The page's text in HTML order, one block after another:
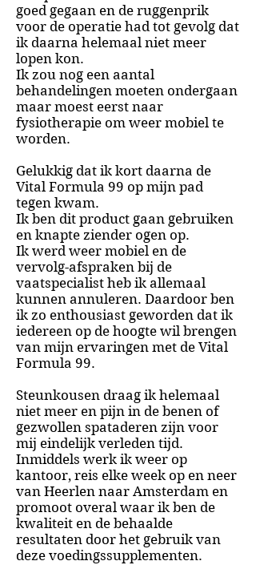
goed gegaan en de ruggenprik
voor de operatie had tot gevolg dat
ik daarna helemaal niet meer
lopen kon.
Ik zou nog een aantal
behandelingen moeten ondergaan
maar moest eerst naar
fysiotherapie om weer mobiel te
worden.
Gelukkig dat ik kort daarna de
Vital Formula 99 op mijn pad
tegen kwam.
Ik ben dit product gaan gebruiken
en knapte ziender ogen op.
Ik werd weer mobiel en de
vervolg-afspraken bij de
vaatspecialist heb ik allemaal
kunnen annuleren. Daardoor ben
ik zo enthousiast geworden dat ik
iedereen op de hoogte wil brengen
van mijn ervaringen met de Vital
Formula 99.
Steunkousen draag ik helemaal
niet meer en pijn in de benen of
gezwollen spataderen zijn voor
mij eindelijk verleden tijd.
Inmiddels werk ik weer op
kantoor, reis elke week op en neer
van Heerlen naar Amsterdam en
promoot overal waar ik ben de
kwaliteit en de behaalde
resultaten door het gebruik van
deze voedingssupplementen.